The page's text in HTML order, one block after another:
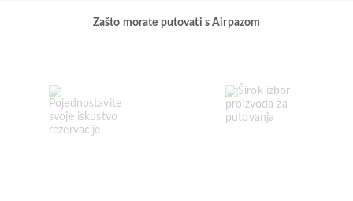
Zašto morate putovati s Airpazom